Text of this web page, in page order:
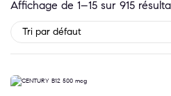
Affichage de 1–15 sur 915
Tri par défaut